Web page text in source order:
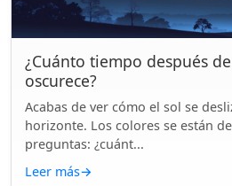
¿Cuánto tiempo después
oscurece?
Acabas de ver cómo el sol se
horizonte. Los colores se están
preguntas: ¿cuánt...
Leer más→